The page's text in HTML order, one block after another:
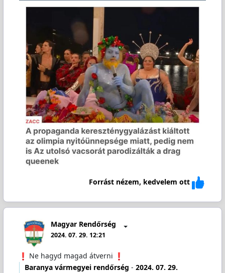
Forrást nézem, kedvelem ott
Magyar Rendőrség
2024. 07. 29. 12:21
️ Ne hagyd magad átverni
Baranya vármegyei rendőrség - 2024. 07. 29.